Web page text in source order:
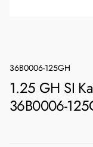
36B0006-125GH
1.25 GH SI
36B0006-